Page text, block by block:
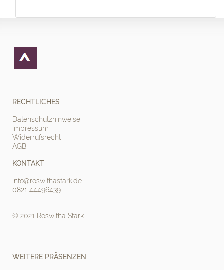
RECHTLICHES
Datenschutzhinweise
Impressum
Widerrufsrecht
AGB
KONTAKT
info@roswithastark.de
0821 44496439
© 2021 Roswitha Stark
WEITERE PRÄSENZEN